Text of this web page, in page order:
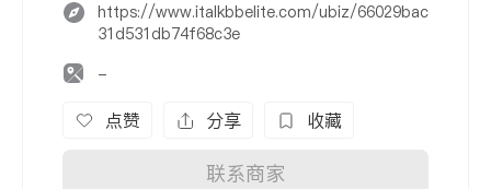
https://www.italkbbelite.com/ubiz/66029bac
31d531db74f68c3e
-
点赞 分享 收藏
联系商家